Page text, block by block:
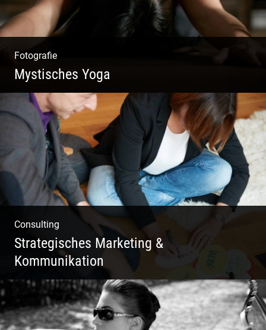
Fotografie
Mystisches Yoga
Yoga und Meditation – mystisch inszeniert
Consulting
Strategisches Marketing &
Kommunikation
Deine Darstellung nach außen und innen